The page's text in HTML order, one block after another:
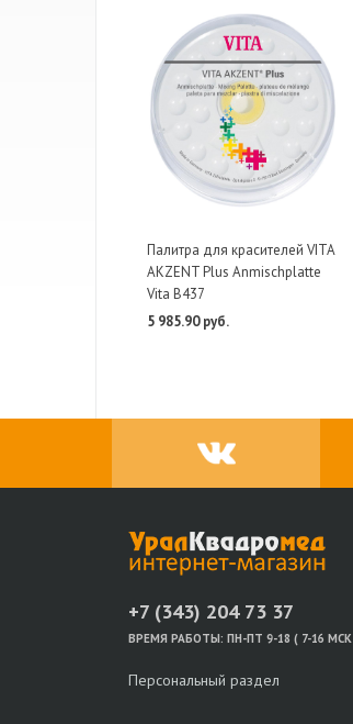
Палитра для красителей VITA
AKZENT Plus Anmischplatte
Vita B437
5 985.90 руб.
+7 (343) 204 73 37
ВРЕМЯ РАБОТЫ: ПН-ПТ 9-18 ( 7-16 МСК
Персональный раздел